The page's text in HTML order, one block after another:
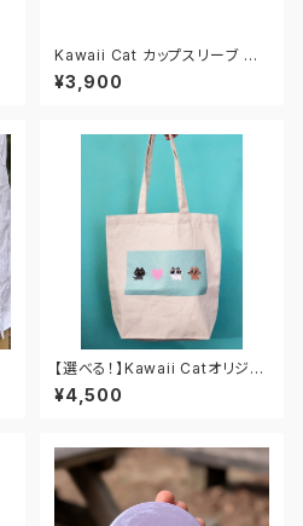
Kawaii Cat カップスリーブ ホ
ワイト/ピンク
¥3,900
【選べる！】Kawaii Catオリジナ
ル キャンバストートバッグ
¥4,500